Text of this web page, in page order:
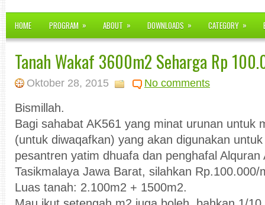
HOME PROGRAM » ABOUT » DOWNLOADS » CATEGORY »
Tanah Wakaf 3600m2 Seharga Rp
Oktober 28, 2015 No comments
Bismillah.
Bagi sahabat AK561 yang minat urunan untuk
(untuk diwaqafkan) yang akan digunakan
pesantren yatim dhuafa dan penghafal Alquran
Tasikmalaya Jawa Barat, silahkan Rp.100.000/
Luas tanah: 2.100m2 + 1500m2.